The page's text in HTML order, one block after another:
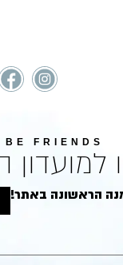
FRIENDS
למועדון
הראשונה באתר!